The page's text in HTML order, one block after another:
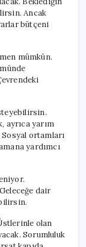
Yüzünü
Güldürecek?
için
Ancak
bütçeni
mümkün.
ayrıca yarım
ortamları
yardımcı
dair
olan
Sorumluluk